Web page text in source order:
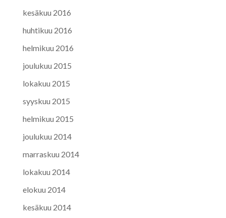
kesäkuu 2016
huhtikuu 2016
helmikuu 2016
joulukuu 2015
lokakuu 2015
syyskuu 2015
helmikuu 2015
joulukuu 2014
marraskuu 2014
lokakuu 2014
elokuu 2014
kesäkuu 2014